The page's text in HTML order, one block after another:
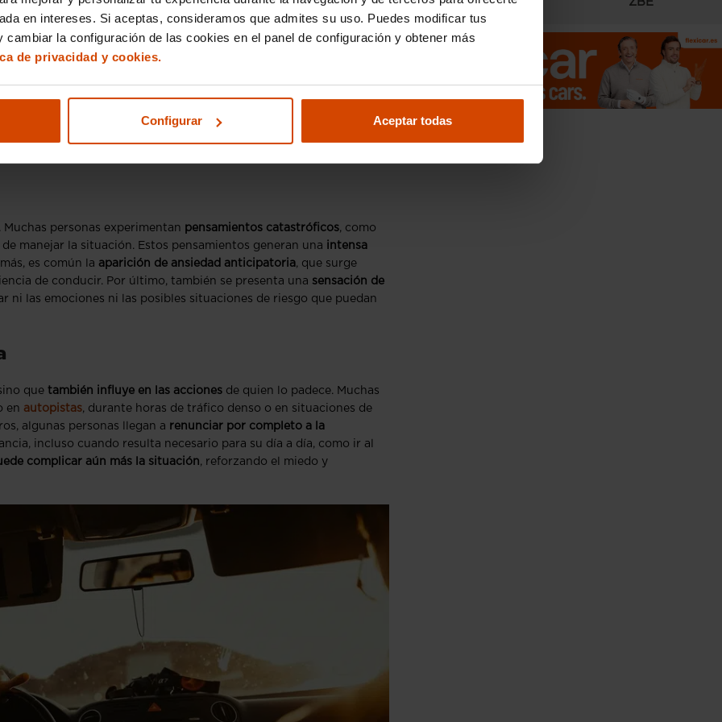
en intereses. Si aceptas, consideramos que admites su uso. Puedes modificar tus
cambiar la configuración de las cookies en el panel de configuración y obtener más
de privacidad y cookies.
Configurar Aceptar todas
presentar una
, que son sensaciones de latidos rápidos o irregulares del
ambientes frescos, lo que puede estar acompañado detemblores
aparecer mareos o una sensación de desmayo
síntoma físico es la
de inhalar profundamente
personas experimentan pensamientos catastróficos, como
manejar la situación. Estos pensamientos generan una intensa
es común la aparición de ansiedad anticipatoria, que surge
de conducir. Por último, también se presenta una sensación de
ni las emociones ni las posibles situaciones de riesgo que puedan
que también influye en las acciones de quien lo padece. Muchas
en autopistas, durante horas de tráfico denso o en situaciones de
algunas personas llegan a renunciar por completo a la
incluso cuando resulta necesario para su día a día, como ir al
complicar aún más la situación, reforzando el miedo y